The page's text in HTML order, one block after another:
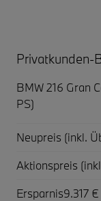
Privatkunden-
BMW 216 Gran
PS)
Neupreis (inkl.
Aktionspreis
Ersparnis9.317 €